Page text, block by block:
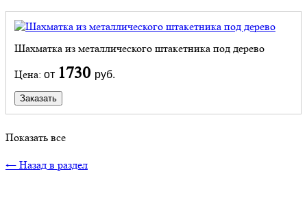
Шахматка из металлического штакетника под дерево
Цена: от 1730 руб.
Заказать
Показать все
← Назад в раздел